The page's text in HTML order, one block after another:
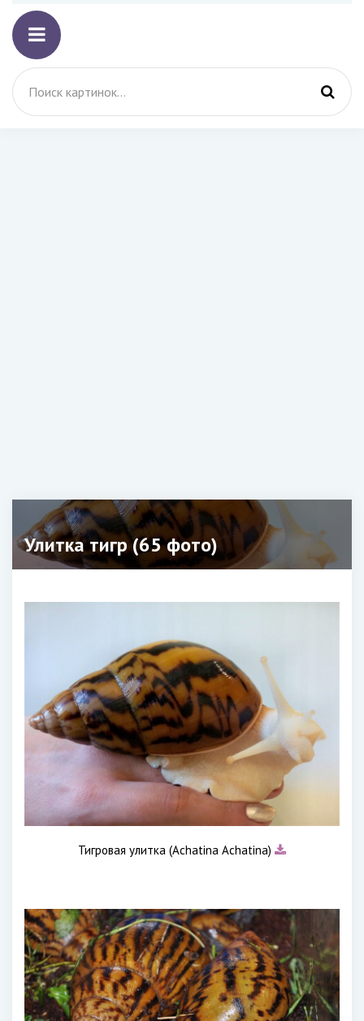
Улитка тигр (65 фото)
Тигровая улитка (Achatina Achatina)